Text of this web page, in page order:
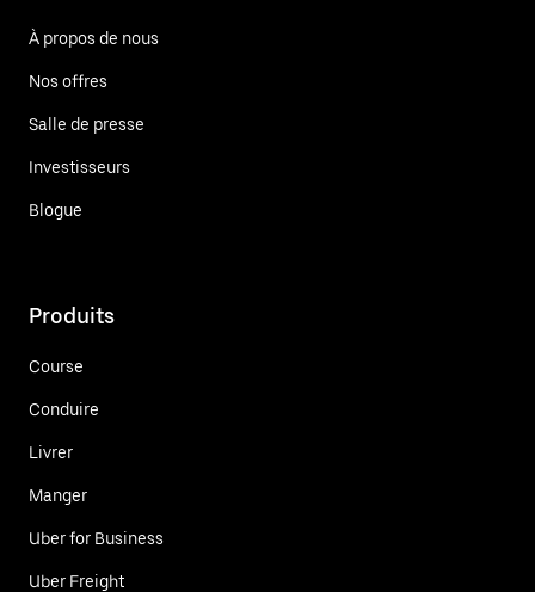
À propos de nous
Nos offres
Salle de presse
Investisseurs
Blogue
Produits
Course
Conduire
Livrer
Manger
Uber for Business
Uber Freight